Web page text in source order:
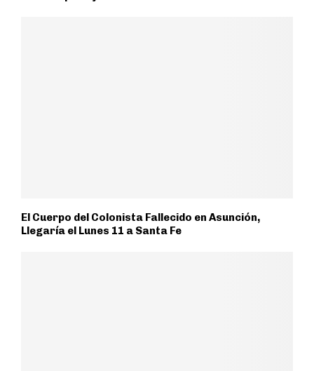
El Cuerpo del Colonista Fallecido en Asunción,
Llegaría el Lunes 11 a Santa Fe